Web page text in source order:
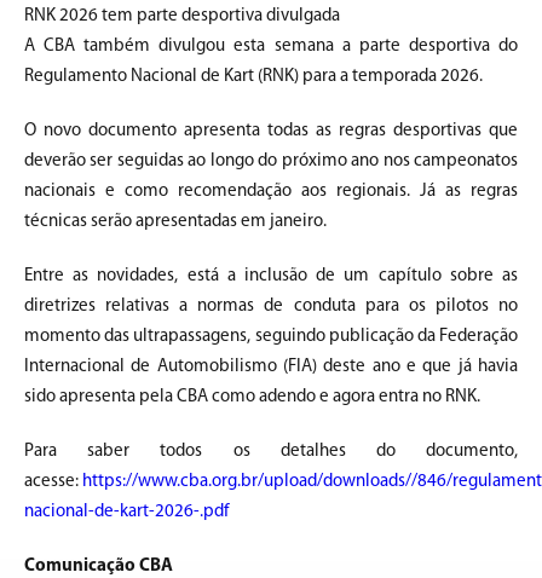
RNK 2026 tem parte desportiva divulgada
A CBA também divulgou esta semana a parte desportiva do
Regulamento Nacional de Kart (RNK) para a temporada 2026.
O novo documento apresenta todas as regras desportivas que
deverão ser seguidas ao longo do próximo ano nos campeonatos
nacionais e como recomendação aos regionais. Já as regras
técnicas serão apresentadas em janeiro.
Entre as novidades, está a inclusão de um capítulo sobre as
diretrizes relativas a normas de conduta para os pilotos no
momento das ultrapassagens, seguindo publicação da Federação
Internacional de Automobilismo (FIA) deste ano e que já havia
sido apresenta pela CBA como adendo e agora entra no RNK.
Para saber todos os detalhes do documento,
acesse: https://www.cba.org.br/upload/downloads//846/
nacional-de-kart-2026-.pdf
Comunicação CBA